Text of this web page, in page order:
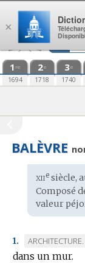
Aller au contenu
1 re
1694
2e
1718
3e
1740
BALÈVRE
:
xiiesiècle,
Composé
valeur
1.
MARQUE
DE
ARCHITECTURE.
dans un mur.
×